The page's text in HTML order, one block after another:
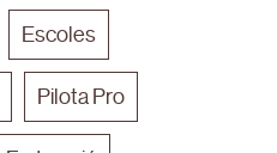
Escoles
Pilota Pro